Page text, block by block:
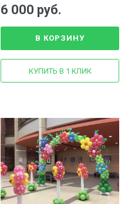
6 000 руб.
В КОРЗИНУ
КУПИТЬ В 1 КЛИК